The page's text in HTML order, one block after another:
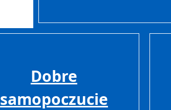
Dobre
samopoczucie